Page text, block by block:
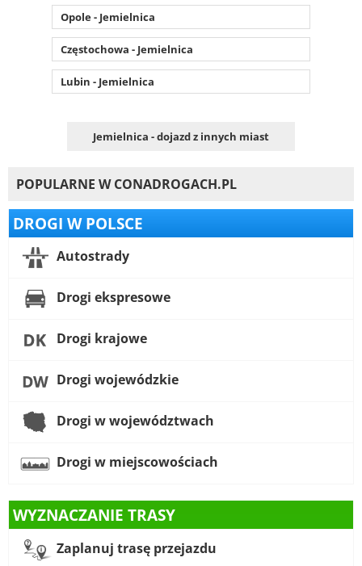
Opole - Jemielnica
Częstochowa - Jemielnica
Lubin - Jemielnica
Jemielnica - dojazd z innych miast
POPULARNE W CONADROGACH.PL
DROGI W POLSCE
Autostrady
Drogi ekspresowe
Drogi krajowe
Drogi wojewódzkie
Drogi w województwach
Drogi w miejscowościach
WYZNACZANIE TRASY
Zaplanuj trasę przejazdu